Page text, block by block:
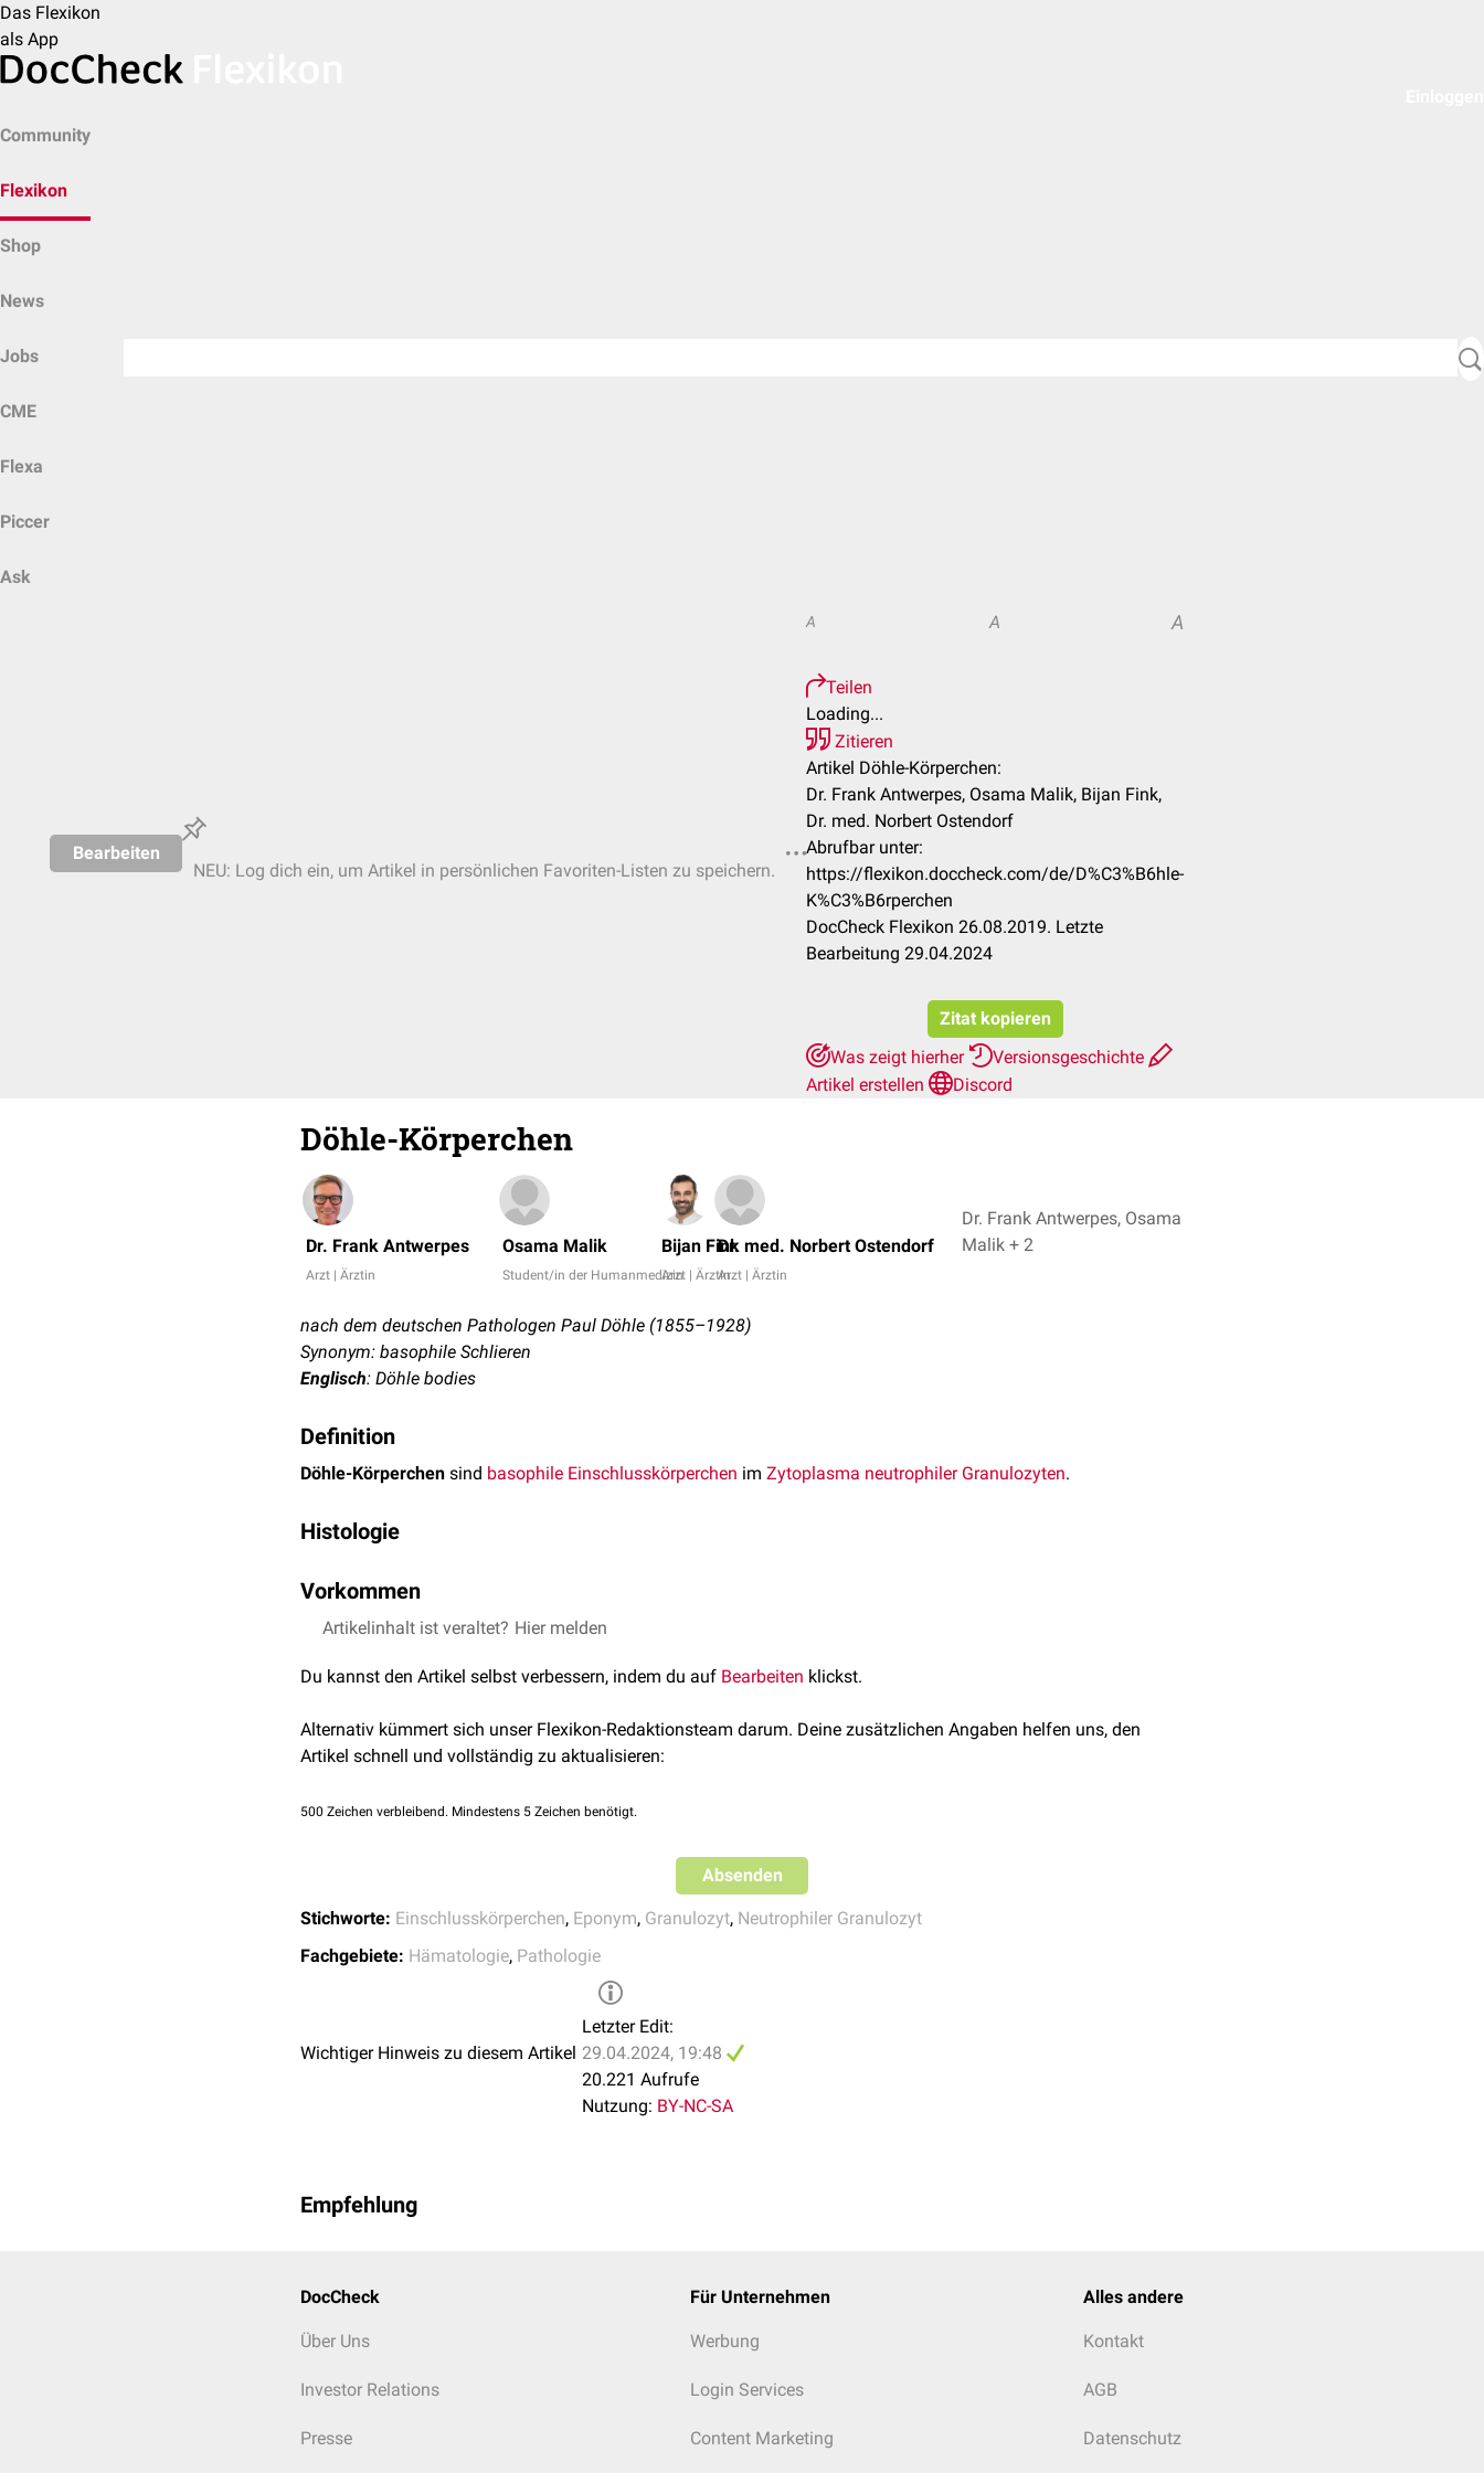
Das Flexikon
als App
Community
Flexikon
Shop
News
Jobs
CME
Flexa
Piccer
Ask
Bearbeiten
NEU: Log dich ein, um Artikel in persönlichen Favoriten-Listen zu speichern.
A A A
Teilen
Loading...
Zitieren
Artikel Döhle-Körperchen:
Dr. Frank Antwerpes, Osama Malik, Bijan Fink,
Dr. med. Norbert Ostendorf
Abrufbar unter:
https://flexikon.doccheck.com/de/D%C3%B6hle-
K%C3%B6rperchen
DocCheck Flexikon 26.08.2019. Letzte
Bearbeitung 29.04.2024
Zitat kopieren
Was zeigt hierher
Versionsgeschichte
Artikel erstellen
Discord
Döhle-Körperchen
Dr. Frank Antwerpes
Arzt | Ärztin
Osama Malik
Student/in der Humanmedizin
Bijan Fink
Arzt | Ärztin
Dr. med. Norbert Ostendorf
Arzt | Ärztin
Dr. Frank Antwerpes, Osama
Malik + 2
nach dem deutschen Pathologen Paul Döhle (1855–1928)
Synonym: basophile Schlieren
Englisch: Döhle bodies
Definition
Döhle-Körperchen sind basophile Einschlusskörperchen im Zytoplasma neutrophiler Granulozyten.
Histologie
beträgt etwa 1 bis 3 µm. Es handelt es sich
Retikulums(RER) darstellen und bei verstärkter
Vorkommen
Döhle-Körperchen treten unter anderem auf bei:
Neoplasien
Verbrennungen
Fanconi-Syndrom
Chediak-Higashi-Syndrom
Artikelinhalt ist veraltet? Hier melden
Du kannst den Artikel selbst verbessern, indem du auf Bearbeiten klickst.
Alternativ kümmert sich unser Flexikon-Redaktionsteam darum. Deine zusätzlichen Angaben helfen uns, den
Artikel schnell und vollständig zu aktualisieren:
500 Zeichen verbleibend. Mindestens 5 Zeichen benötigt.
Absenden
Stichworte: Einschlusskörperchen, Eponym, Granulozyt, Neutrophiler Granulozyt
Fachgebiete: Hämatologie, Pathologie
Wichtiger Hinweis zu diesem Artikel
Letzter Edit:
29.04.2024, 19:48
20.221 Aufrufe
Nutzung: BY-NC-SA
Empfehlung
DocCheck
Über Uns
Investor Relations
Presse
Für Unternehmen
Werbung
Login Services
Content Marketing
Alles andere
Kontakt
AGB
Datenschutz